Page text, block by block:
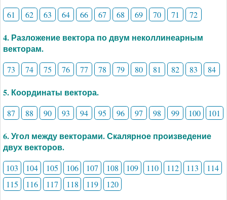
61 62 63 64 66 67 68 69 70 71 72
4. Разложение вектора по двум неколлинеарным
векторам.
73 74 75 76 77 78 79 80 81 82 83 84
5. Координаты вектора.
87 88 90 93 94 95 96 97 98 99 100 101
6. Угол между векторами. Скалярное произведение
двух векторов.
103 104 105 106 107 108 109 110 112 113
114
115
116 117 118 119 120